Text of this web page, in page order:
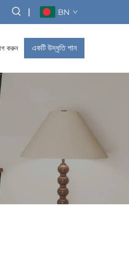
| BN
করুন একটি উদ্ধৃতি পান